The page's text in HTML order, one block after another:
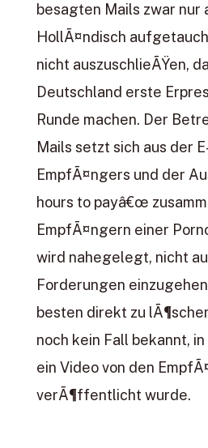
besagten Mails zwar nur
HollÃ¤ndisch
nicht auszuschlieÃŸen,
Deutschland erste
Runde machen. Der
Mails setzt sich aus der
EmpfÃ¤ngers und der
hours to payâ€œ
EmpfÃ¤ngern einer
wird nahegelegt, nicht
Forderungen
besten direkt zu
noch kein Fall bekannt,
ein Video von den
verÃ¶ffentlicht wurde.